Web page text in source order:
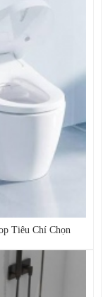
Tiêu Chí Chọn